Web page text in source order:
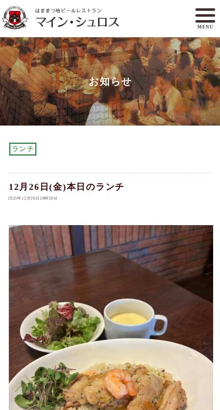
MENU
メニュー
ランチ
アクセスマップ
マイン・シュロスとは
オンラインショップ
お知らせ
ランチ
12月26日(金)本日のランチ
2025年12月26日10時50分